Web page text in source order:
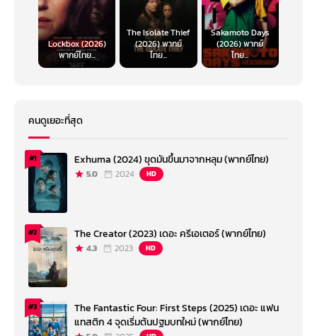
Lockbox (2026)
พากย์ไทย...
The Isolate Thief
(2026) พากย์
ไทย...
Sakamoto Days
(2026) พากย์
ไทย...
คนดูเยอะที่สุด
#1 Exhuma (2024) ขุดมันขึ้นมาจากหลุม (พากย์ไทย)
5.0 2024 HD
#2 The Creator (2023) เดอะ ครีเอเตอร์ (พากย์ไทย)
4.3 2023 HD
#3
The Fantastic Four: First Steps (2025) เดอะ แฟน
แทสติก 4 จุดเริ่มต้นปฐมบทใหม่ (พากย์ไทย)